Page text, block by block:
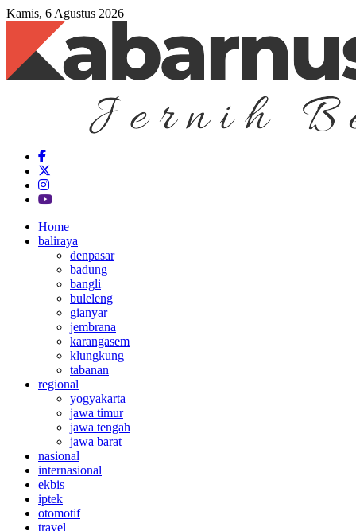
Kamis, 6 Agustus 2026
Home
baliraya
denpasar
badung
bangli
buleleng
gianyar
jembrana
karangasem
klungkung
tabanan
regional
yogyakarta
jawa timur
jawa tengah
jawa barat
nasional
internasional
ekbis
iptek
otomotif
travel